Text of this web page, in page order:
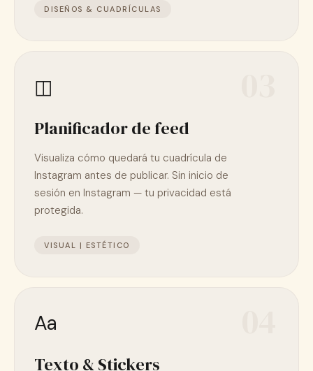
DISEÑOS & CUADRÍCULAS
◫
Planificador de feed
Visualiza cómo quedará tu cuadrícula de
Instagram antes de publicar. Sin inicio de
sesión en Instagram — tu privacidad está
protegida.
VISUAL | ESTÉTICO
Aa
Texto & Stickers